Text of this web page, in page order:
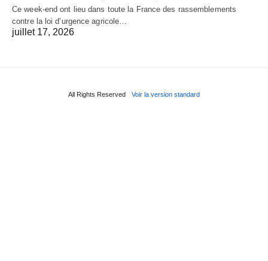
Ce week-end ont lieu dans toute la France des rassemblements
contre la loi d’urgence agricole…
juillet 17, 2026
All Rights Reserved Voir la version standard